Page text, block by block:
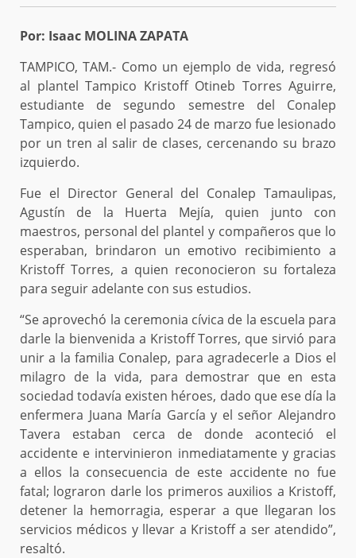
Por: Isaac MOLINA ZAPATA
TAMPICO, TAM.- Como un ejemplo de vida, regresó
al plantel Tampico Kristoff Otineb Torres Aguirre,
estudiante de segundo semestre del Conalep
Tampico, quien el pasado 24 de marzo fue lesionado
por un tren al salir de clases, cercenando su brazo
izquierdo.
Fue el Director General del Conalep Tamaulipas,
Agustín de la Huerta Mejía, quien junto con
maestros, personal del plantel y compañeros que lo
esperaban, brindaron un emotivo recibimiento a
Kristoff Torres, a quien reconocieron su fortaleza
para seguir adelante con sus estudios.
“Se aprovechó la ceremonia cívica de la escuela para
darle la bienvenida a Kristoff Torres, que sirvió para
unir a la familia Conalep, para agradecerle a Dios el
milagro de la vida, para demostrar que en esta
sociedad todavía existen héroes, dado que ese día la
enfermera Juana María García y el señor Alejandro
Tavera estaban cerca de donde aconteció el
accidente e intervinieron inmediatamente y gracias
a ellos la consecuencia de este accidente no fue
fatal; lograron darle los primeros auxilios a Kristoff,
detener la hemorragia, esperar a que llegaran los
servicios médicos y llevar a Kristoff a ser atendido”,
resaltó.